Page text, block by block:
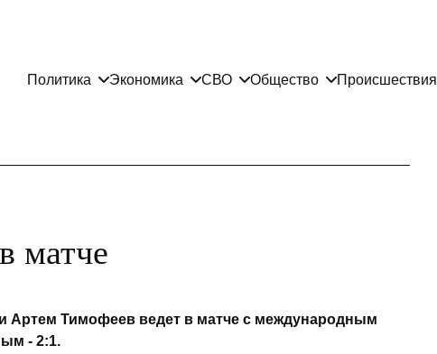
Политика Экономика СВО Общество Происшествия
матче
Артем Тимофеев ведет в матче с международным
- 2:1.